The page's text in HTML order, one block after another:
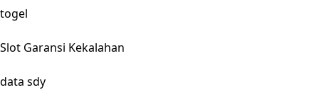
togel
Slot Garansi Kekalahan
data sdy